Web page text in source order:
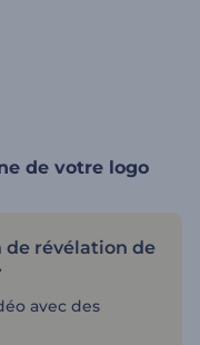
de votre logo
de révélation de
avec des